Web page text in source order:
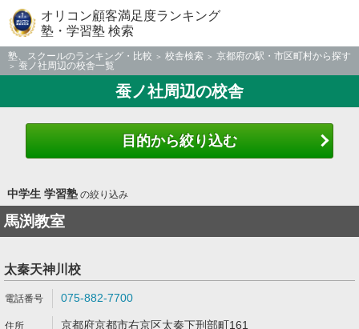
オリコン顧客満足度ランキング
塾・学習塾 検索
塾、スクールのランキング・比較 校舎検索
京都府の駅・市区町村から探す
蚕ノ社周辺の校舎一覧
蚕ノ社周辺の校舎
目的から絞り込む
中学生 学習塾の絞り込み
馬渕教室
太秦天神川校
075-882-7700
京都府京都市右京区太秦下刑部町161